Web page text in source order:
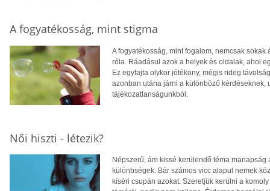
A fogyatékosság, mint stigma
A fogyatékosság, mint fogalom, nemcsak
róla. Ráadásul azok a helyek és oldalak, ahol
Ez egyfajta olykor jótékony, mégis rideg
azonban utána járni a különböző kérdéseknek,
tájékozatlanságunkból.
Női hiszti - létezik?
Népszerű, ám kissé kerülendő téma
különbségek. Bár számos vicc alapul nemek
kíséri csupán azokat. Szeretjük kerülni a